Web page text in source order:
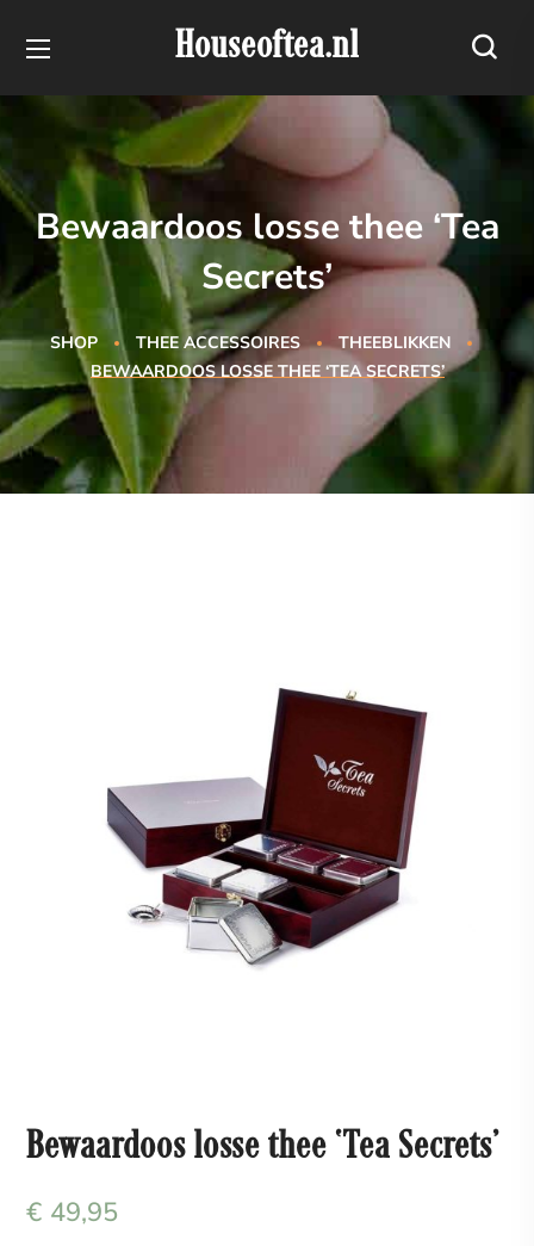
Houseoftea.nl
Bewaardoos losse thee ‘Tea
Secrets’
SHOP THEE ACCESSOIRES
THEEBLIKKEN
BEWAARDOOS LOSSE THEE ‘TEA SECRETS’
Bewaardoos losse thee ‘Tea Secrets’
€ 49,95